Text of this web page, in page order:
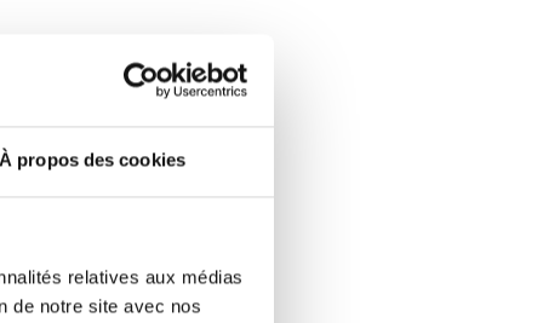
À propos des cookies
relatives aux médias
de notre site avec nos
-11,61%
-50,93%
+5,37%